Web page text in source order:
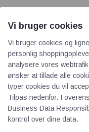
AOT
Om os
Priser
Kontakt
Persondata
Videncentre
Vi bruger cookies
Vi bruger cookies og
personlig
analysere vores
ønsker at tillade alle
typer cookies du vil
Tilpas nedenfor. I
Business Data
kontrol over dine data.